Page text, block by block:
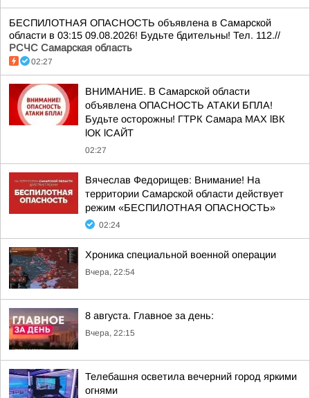
БЕСПИЛОТНАЯ ОПАСНОСТЬ объявлена в Самарской
области в 03:15 09.08.2026! Будьте бдительны! Тел. 112.//
РСЧС Самарская область
02:27
ВНИМАНИЕ. В Самарской области
объявлена ОПАСНОСТЬ АТАКИ БПЛА!
Будьте осторожны! ГТРК Самара MAX lВК
lОК lСАЙТ
02:27
Вячеслав Федорищев: Внимание! На
территории Самарской области действует
режим «БЕСПИЛОТНАЯ ОПАСНОСТЬ»
02:24
Хроника специальной военной операции
Вчера, 22:54
8 августа. Главное за день:
Вчера, 22:15
Телебашня осветила вечерний город яркими
огнями